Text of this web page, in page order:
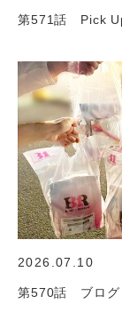
第571話 Pick
2026.07.10
第570話 ブログ